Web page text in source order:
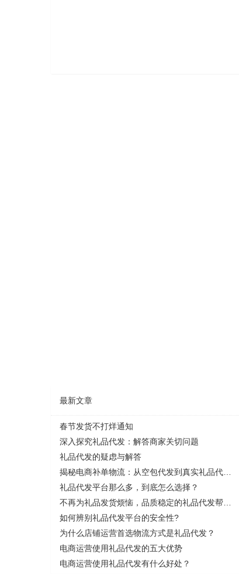
最新文章
春节发货不打烊通知
深入探究礼品代发：解答商家关切问题
礼品代发的疑虑与解答
礼品代发平台那么多，到底怎么选择？
如何辨别礼品代发平台的安全性?
为什么店铺运营首选物流方式是礼品代发？
电商运营使用礼品代发的五大优势
电商运营使用礼品代发有什么好处？